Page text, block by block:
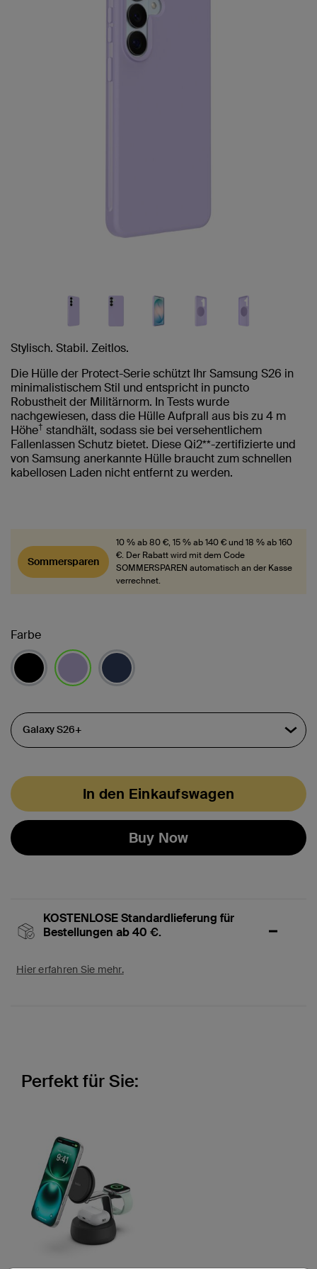
Stylisch. Stabil. Zeitlos.
Die Hülle der Protect-Serie schützt Ihr Samsung S26 in
minimalistischem Stil und entspricht in puncto
Robustheit der Militärnorm. In Tests wurde
nachgewiesen, dass die Hülle Aufprall aus bis zu 4 m
Höhe† standhält, sodass sie bei versehentlichem
Fallenlassen Schutz bietet. Diese Qi2**-zertifizierte und
von Samsung anerkannte Hülle braucht zum schnellen
kabellosen Laden nicht entfernt zu werden.
Sommersparen
10 % ab 80 €, 15 % ab 140 € und 18 % ab 160
€. Der Rabatt wird mit dem Code
SOMMERSPAREN automatisch an der Kasse
verrechnet.
Farbe
In den Einkaufswagen
Buy Now
KOSTENLOSE Standardlieferung für
Bestellungen ab 40 €.
Hier erfahren Sie mehr.
Perfekt für Sie: